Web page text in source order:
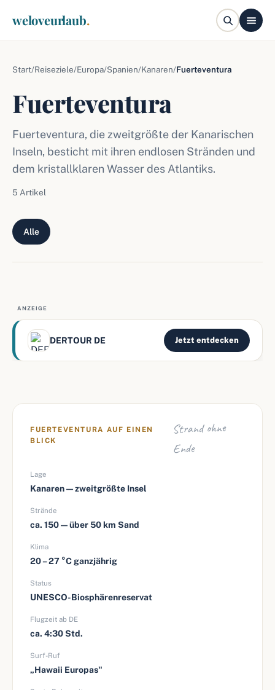
weloveurlaub.
Start/Reiseziele/Europa/Spanien/Kanaren/Fuerteventura
Fuerteventura
Fuerteventura, die zweitgrößte der Kanarischen
Inseln, besticht mit ihren endlosen Stränden und
dem kristallklaren Wasser des Atlantiks.
5 Artikel
Alle
ANZEIGE
DERTOUR DE Jetzt entdecken
FUERTEVENTURA AUF EINEN
BLICK
Strand ohne
Ende
Lage
Kanaren — zweitgrößte Insel
Strände
ca. 150 — über 50 km Sand
Klima
20 – 27 °C ganzjährig
Status
UNESCO-Biosphärenreservat
Flugzeit ab DE
ca. 4:30 Std.
Surf-Ruf
„Hawaii Europas"